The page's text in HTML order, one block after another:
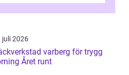
juli 2026
varberg för trygg
Året runt